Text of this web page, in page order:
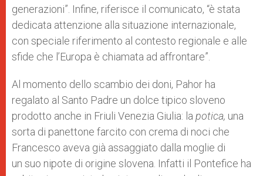
generazioni”. Infine, riferisce il comunicato, “è stata
dedicata attenzione alla situazione internazionale,
con speciale riferimento al contesto regionale e alle
sfide che l’Europa è chiamata ad affrontare”.
Al momento dello scambio dei doni, Pahor ha
regalato al Santo Padre un dolce tipico sloveno
prodotto anche in Friuli Venezia Giulia: la potica, una
sorta di panettone farcito con crema di noci che
Francesco aveva già assaggiato dalla moglie di
un suo nipote di origine slovena. Infatti il Pontefice ha